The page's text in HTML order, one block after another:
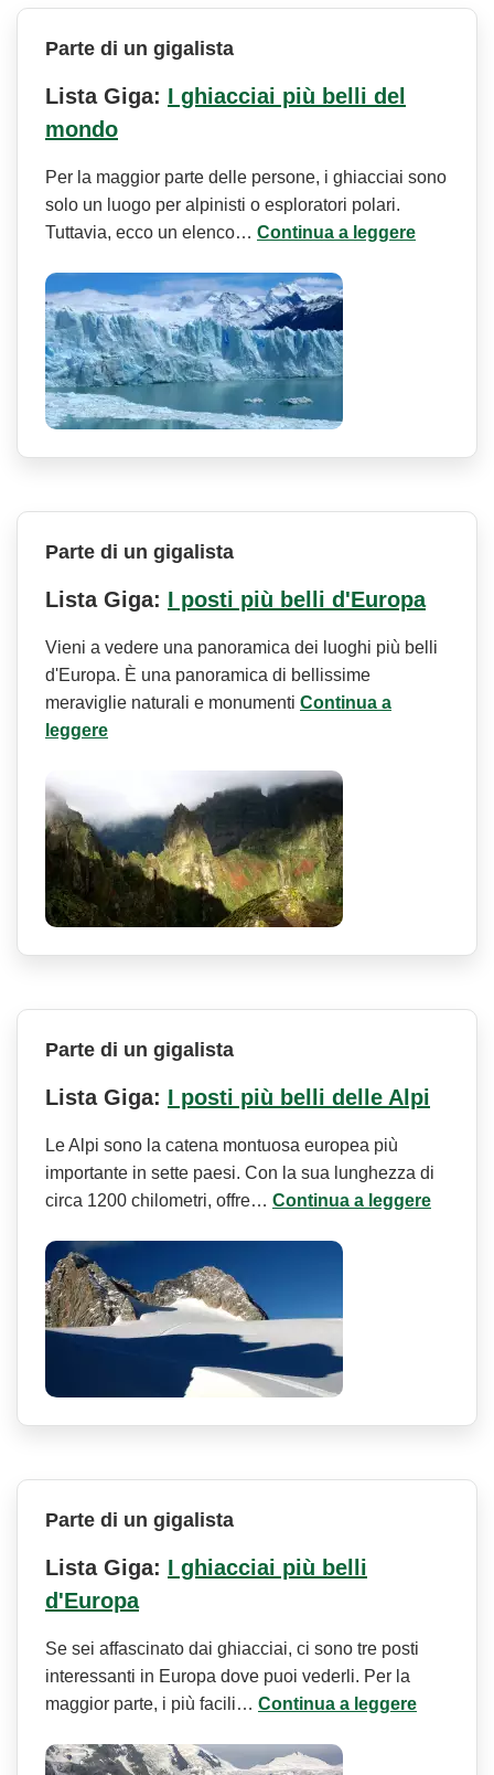
Parte di un gigalista
Lista Giga: I ghiacciai più belli del
mondo
Per la maggior parte delle persone, i ghiacciai sono
solo un luogo per alpinisti o esploratori polari.
Tuttavia, ecco un elenco… Continua a leggere
Parte di un gigalista
Lista Giga: I posti più belli d'Europa
Vieni a vedere una panoramica dei luoghi più belli
d'Europa. È una panoramica di bellissime
meraviglie naturali e monumenti Continua a
leggere
Parte di un gigalista
Lista Giga: I posti più belli delle Alpi
Le Alpi sono la catena montuosa europea più
importante in sette paesi. Con la sua lunghezza di
circa 1200 chilometri, offre… Continua a leggere
Parte di un gigalista
Lista Giga: I ghiacciai più belli
d'Europa
Se sei affascinato dai ghiacciai, ci sono tre posti
interessanti in Europa dove puoi vederli. Per la
maggior parte, i più facili… Continua a leggere